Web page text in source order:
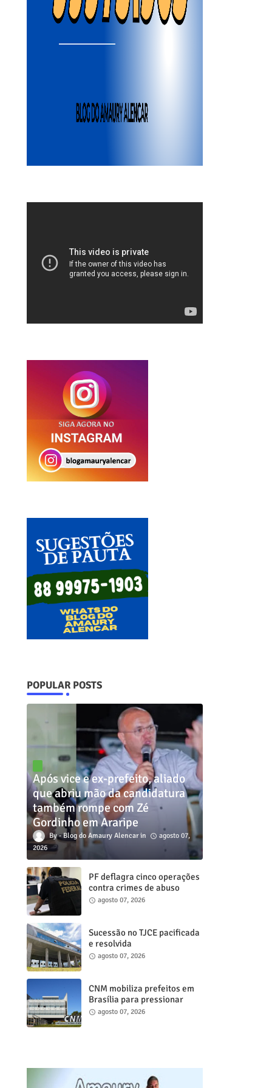
POPULAR POSTS
Após vice e ex-prefeito, aliado
que abriu mão da candidatura
também rompe com Zé
Gordinho em Araripe
Blog do Amaury Alencar
agosto 07,
2026
PF deflagra cinco operações
contra crimes de abuso
sexual infanto juvenil em
agosto 07, 2026
Sucessão no TJCE pacificada
e resolvida
agosto 07, 2026
CNM mobiliza prefeitos em
Brasília para pressionar
Congresso por medidas de
agosto 07, 2026